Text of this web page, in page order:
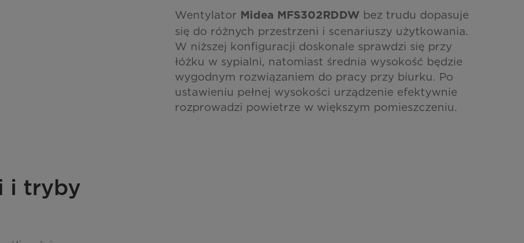
Wentylator Midea MFS302RDDW bez trudu dopasuje
się do różnych przestrzeni i scenariuszy użytkowania.
W niższej konfiguracji doskonale sprawdzi się przy
łóżku w sypialni, natomiast średnia wysokość będzie
wygodnym rozwiązaniem do pracy przy biurku. Po
ustawieniu pełnej wysokości urządzenie efektywnie
rozprowadzi powietrze w większym pomieszczeniu.
i tryby